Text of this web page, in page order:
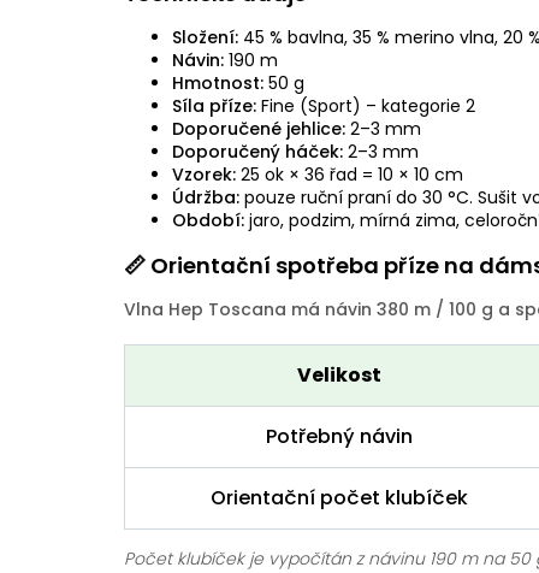
Složení: 45 % bavlna, 35 % merino vlna, 20
Návin: 190 m
Hmotnost: 50 g
Síla příze: Fine (Sport) – kategorie 2
Doporučené jehlice: 2–3 mm
Doporučený háček: 2–3 mm
Vzorek: 25 ok × 36 řad = 10 × 10 cm
Údržba: pouze ruční praní do 30 °C. Sušit
Období: jaro, podzim, mírná zima,
📏 Orientační spotřeba příze na
Vlna Hep Toscana má návin 380 m / 100 g a
Velikost
Potřebný návin
Orientační počet klubíček
Počet klubíček je vypočítán z návinu 190 m na